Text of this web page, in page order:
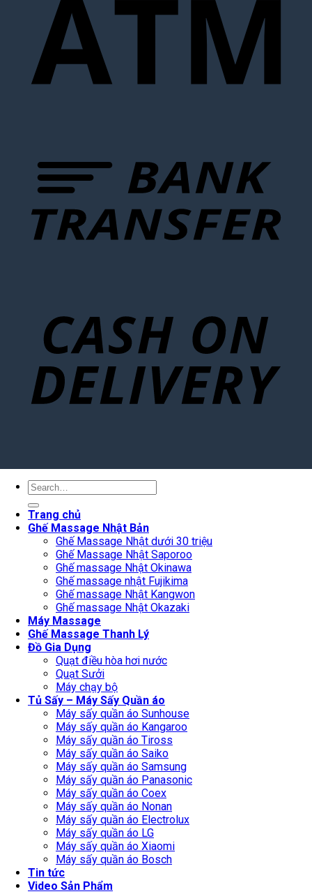
Search
Trang chủ
Ghế Massage Nhật Bản
Ghế Massage Nhật dưới 30 triệu
Ghế Massage Nhật Saporoo
Ghế massage Nhật Okinawa
Ghế massage nhật Fujikima
Ghế massage Nhật Kangwon
Ghế massage Nhật Okazaki
Máy Massage
Ghế Massage Thanh Lý
Đồ Gia Dụng
Quạt điều hòa hơi nước
Quạt Sưởi
Máy chạy bộ
Tủ Sấy – Máy Sấy Quần áo
Máy sấy quần áo Sunhouse
Máy sấy quần áo Kangaroo
Máy sấy quần áo Tiross
Máy sấy quần áo Saiko
Máy sấy quần áo Samsung
Máy sấy quần áo Panasonic
Máy sấy quần áo Coex
Máy sấy quần áo Nonan
Máy sấy quần áo Electrolux
Máy sấy quần áo LG
Máy sấy quần áo Xiaomi
Máy sấy quần áo Bosch
Tin tức
Video Sản Phẩm